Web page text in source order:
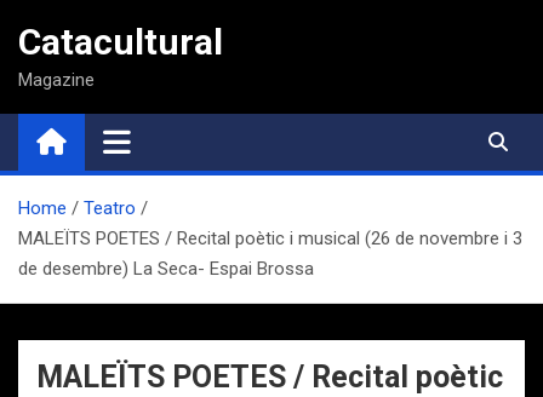
contenido
Catacultural
Magazine
Home
Teatro
MALEÏTS POETES / Recital poètic i musical (26 de novembre i 3
de desembre) La Seca- Espai Brossa
MALEÏTS POETES / Recital poètic